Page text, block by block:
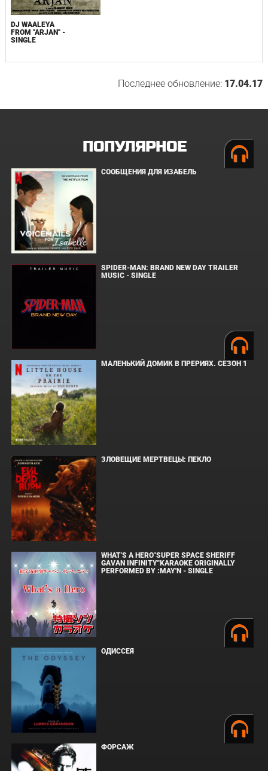
DJ WAALEYA
FROM "ARJAN" -
SINGLE
Последнее обновление: 17.04.17
ПОПУЛЯРНОЕ
СООБЩЕНИЯ ДЛЯ ИЗАБЕЛЬ
SPIDER-MAN: BRAND NEW DAY TRAILER
MUSIC - SINGLE
МАЛЕНЬКИЙ ДОМИК В ПРЕРИЯХ. СЕЗОН 1
ЗЛОВЕЩИЕ МЕРТВЕЦЫ: ПЕКЛО
WHAT'S A HERO"SUPER SPACE SHERIFF
GAVAN INFINITY"KARAOKE ORIGINALLY
PERFORMED BY :MAY'N - SINGLE
ОДИССЕЯ
ФОРСАЖ